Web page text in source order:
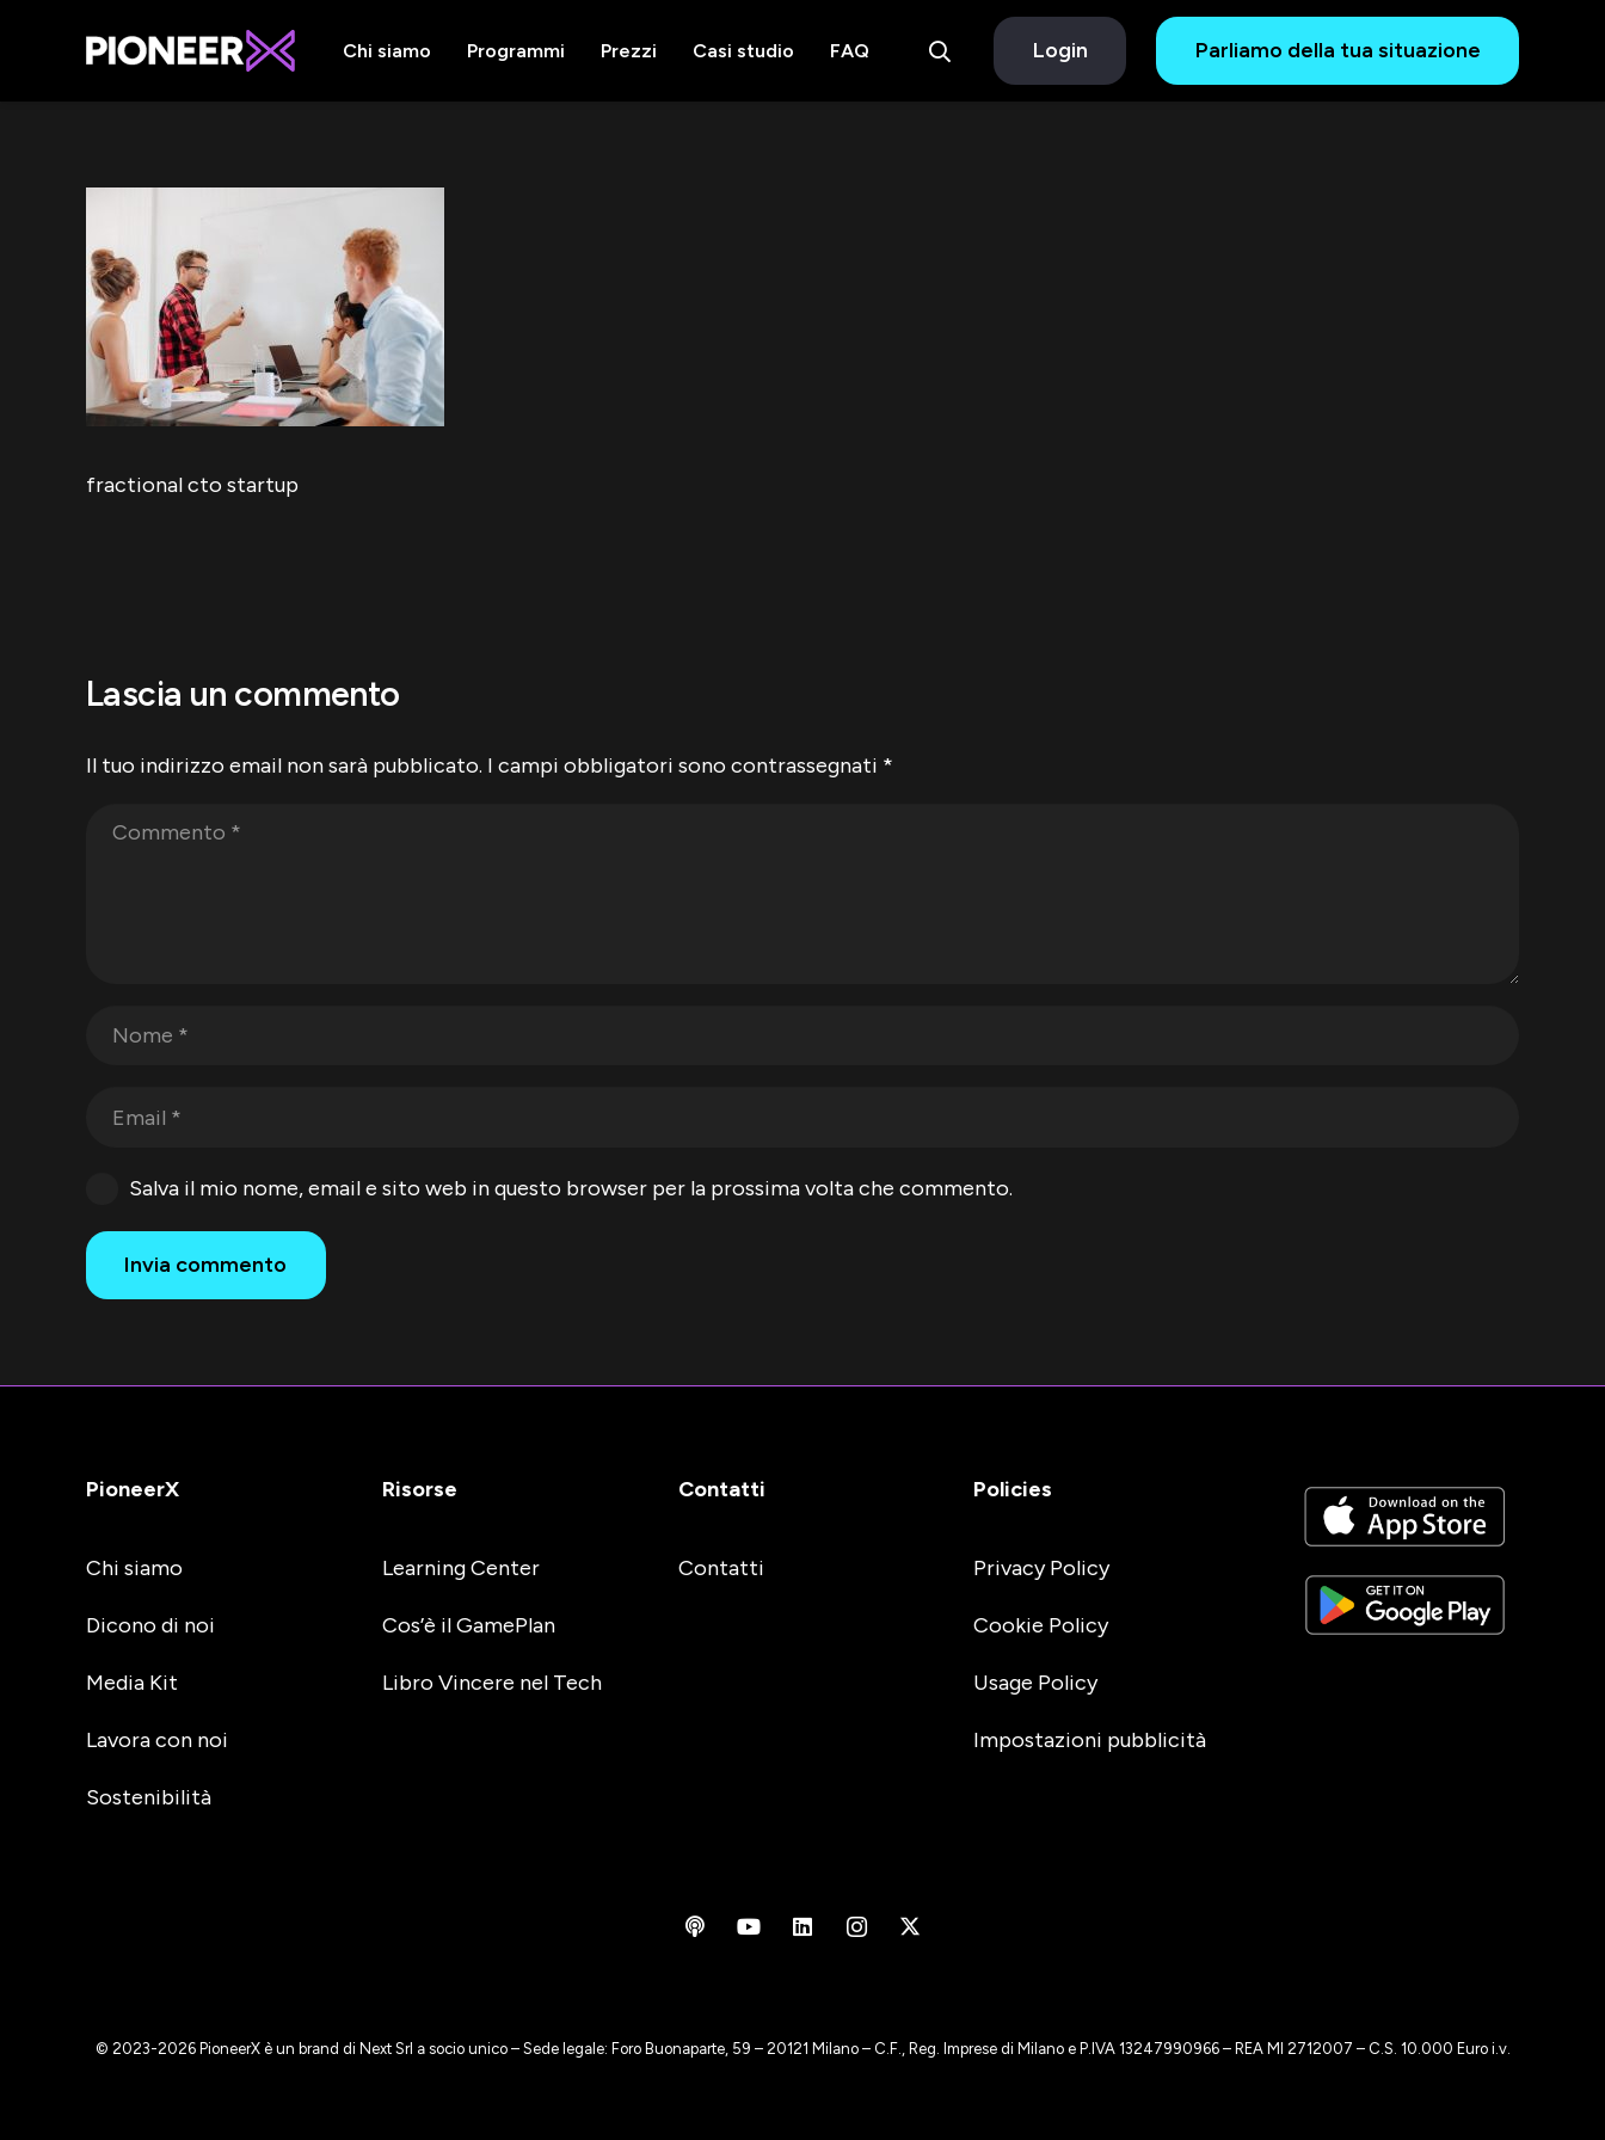
Chi siamo Programmi Prezzi Casi studio FAQ Login Parliamo della tua situazione
fractional cto startup
Lascia un commento
Il tuo indirizzo email non sarà pubblicato. I campi obbligatori sono contrassegnati *
Salva il mio nome, email e sito web in questo browser per la prossima volta che commento.
Invia commento
PioneerX
Chi siamo
Dicono di noi
Media Kit
Lavora con noi
Sostenibilità
Risorse
Learning Center
Cos’è il GamePlan
Libro Vincere nel Tech
Contatti
Contatti
Policies
Privacy Policy
Cookie Policy
Usage Policy
Impostazioni pubblicità
© 2023-2026 PioneerX è un brand di Next Srl a socio unico – Sede legale: Foro Buonaparte, 59 – 20121 Milano – C.F., Reg. Imprese di Milano e P.IVA 13247990966 – REA MI 2712007 – C.S. 10.000 Euro i.v.